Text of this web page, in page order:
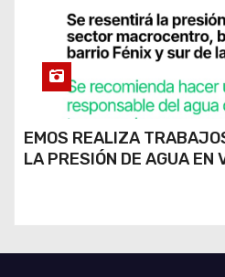
EMOS REALIZA
LA PRESIÓN DE AGUA EN